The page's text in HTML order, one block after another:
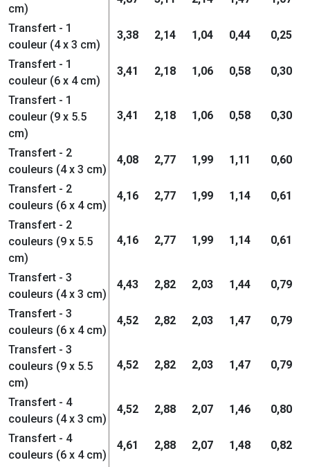
cm)
Transfert - 1
couleur (4 x 3 cm)
3,38 2,14 1,04 0,44 0,25
Transfert - 1
couleur (6 x 4 cm)
3,41 2,18 1,06 0,58 0,30
Transfert - 1
couleur (9 x 5.5
cm)
3,41 2,18 1,06 0,58 0,30
Transfert - 2
couleurs (4 x 3 cm)
4,08 2,77 1,99 1,11 0,60
Transfert - 2
couleurs (6 x 4 cm)
4,16 2,77 1,99 1,14 0,61
Transfert - 2
couleurs (9 x 5.5
cm)
4,16 2,77 1,99 1,14 0,61
Transfert - 3
couleurs (4 x 3 cm)
4,43 2,82 2,03 1,44 0,79
Transfert - 3
couleurs (6 x 4 cm)
4,52 2,82 2,03 1,47 0,79
Transfert - 3
couleurs (9 x 5.5
cm)
4,52 2,82 2,03 1,47 0,79
Transfert - 4
couleurs (4 x 3 cm)
4,52 2,88 2,07 1,46 0,80
Transfert - 4
couleurs (6 x 4 cm)
4,61 2,88 2,07 1,48 0,82